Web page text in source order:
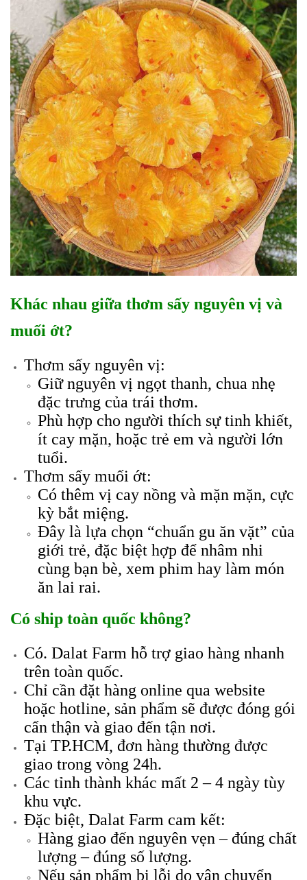
Khác nhau giữa thơm sấy nguyên vị và
muối ớt?
Thơm sấy nguyên vị:
Giữ nguyên vị ngọt thanh, chua nhẹ
đặc trưng của trái thơm.
Phù hợp cho người thích sự tinh khiết,
ít cay mặn, hoặc trẻ em và người lớn
tuổi.
Thơm sấy muối ớt:
Có thêm vị cay nồng và mặn mặn, cực
kỳ bắt miệng.
Đây là lựa chọn “chuẩn gu ăn vặt” của
giới trẻ, đặc biệt hợp để nhâm nhi
cùng bạn bè, xem phim hay làm món
ăn lai rai.
Có ship toàn quốc không?
Có. Dalat Farm hỗ trợ giao hàng nhanh
trên toàn quốc.
Chỉ cần đặt hàng online qua website
hoặc hotline, sản phẩm sẽ được đóng gói
cẩn thận và giao đến tận nơi.
Tại TP.HCM, đơn hàng thường được
giao trong vòng 24h.
Các tỉnh thành khác mất 2 – 4 ngày tùy
khu vực.
Đặc biệt, Dalat Farm cam kết:
Hàng giao đến nguyên vẹn – đúng chất
lượng – đúng số lượng.
Nếu sản phẩm bị lỗi do vận chuyển